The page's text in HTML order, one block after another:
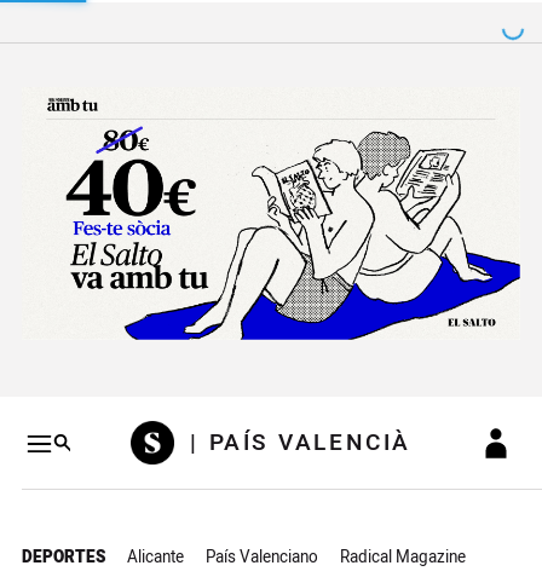
Salto a contenido
| PAÍS VALENCIÀ
DEPORTES Alicante País Valenciano Radical Magazine